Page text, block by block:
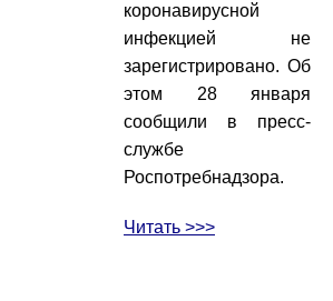
коронавирусной
инфекцией не
зарегистрировано. Об
этом 28 января
сообщили в пресс-
службе
Роспотребнадзора.
Читать >>>